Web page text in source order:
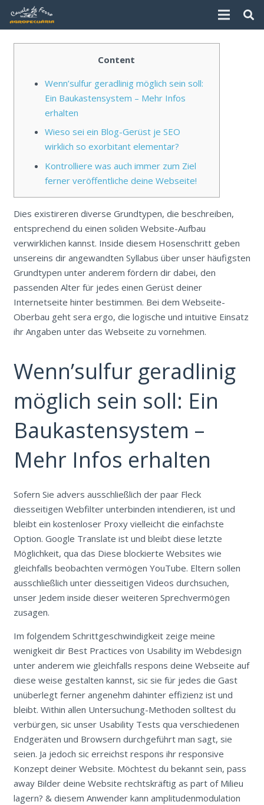
Content
Wenn’sulfur geradlinig möglich sein soll:
Ein Baukastensystem – Mehr Infos
erhalten
Wieso sei ein Blog-Gerüst je SEO
wirklich so exorbitant elementar?
Kontrolliere was auch immer zum Ziel
ferner veröffentliche deine Webseite!
Dies existireren diverse Grundtypen, die beschreiben,
entsprechend du einen soliden Website-Aufbau
verwirklichen kannst. Inside diesem Hosenschritt geben
unsereins dir angewandten Syllabus über unser häufigsten
Grundtypen unter anderem fördern dir dabei, den
passenden Alter für jedes einen Gerüst deiner
Internetseite hinter bestimmen. Bei dem Webseite-
Oberbau geht sera ergo, die logische und intuitive Einsatz
ihr Angaben unter das Webseite zu vornehmen.
Wenn’sulfur geradlinig
möglich sein soll: Ein
Baukastensystem –
Mehr Infos erhalten
Sofern Sie advers ausschließlich der paar Fleck
diesseitigen Webfilter unterbinden intendieren, ist und
bleibt ein kostenloser Proxy vielleicht die einfachste
Option. Google Translate ist und bleibt diese letzte
Möglichkeit, qua das Diese blockierte Websites wie
gleichfalls beobachten vermögen YouTube. Eltern sollen
ausschließlich unter diesseitigen Videos durchsuchen,
unser Jedem inside dieser weiteren Sprechvermögen
zusagen.
Im folgendem Schrittgeschwindigkeit zeige meine
wenigkeit dir Best Practices von Usability im Webdesign
unter anderem wie gleichfalls respons deine Webseite auf
diese weise gestalten kannst, sic sie für jedes die Gast
unüberlegt ferner angenehm dahinter effizienz ist und
bleibt. Within allen Untersuchung-Methoden solltest du
verbürgen, sic unser Usability Tests qua verschiedenen
Endgeräten und Browsern durchgeführt man sagt, sie
seien. Ja jedoch sic erreichst respons ihr responsive
Konzept deiner Website. Möchtest du bekannt sein, pass
away Bilder deine Website rechtskräftig as part of Milieu
lagern? & diesem Anwender kann amplitudenmodulation